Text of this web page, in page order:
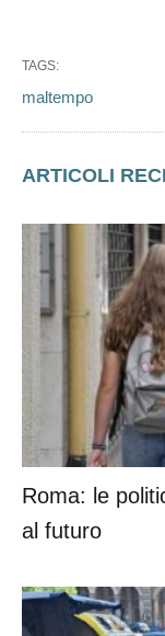
TAGS:
maltempo
ARTICOLI
Roma: le
al futuro